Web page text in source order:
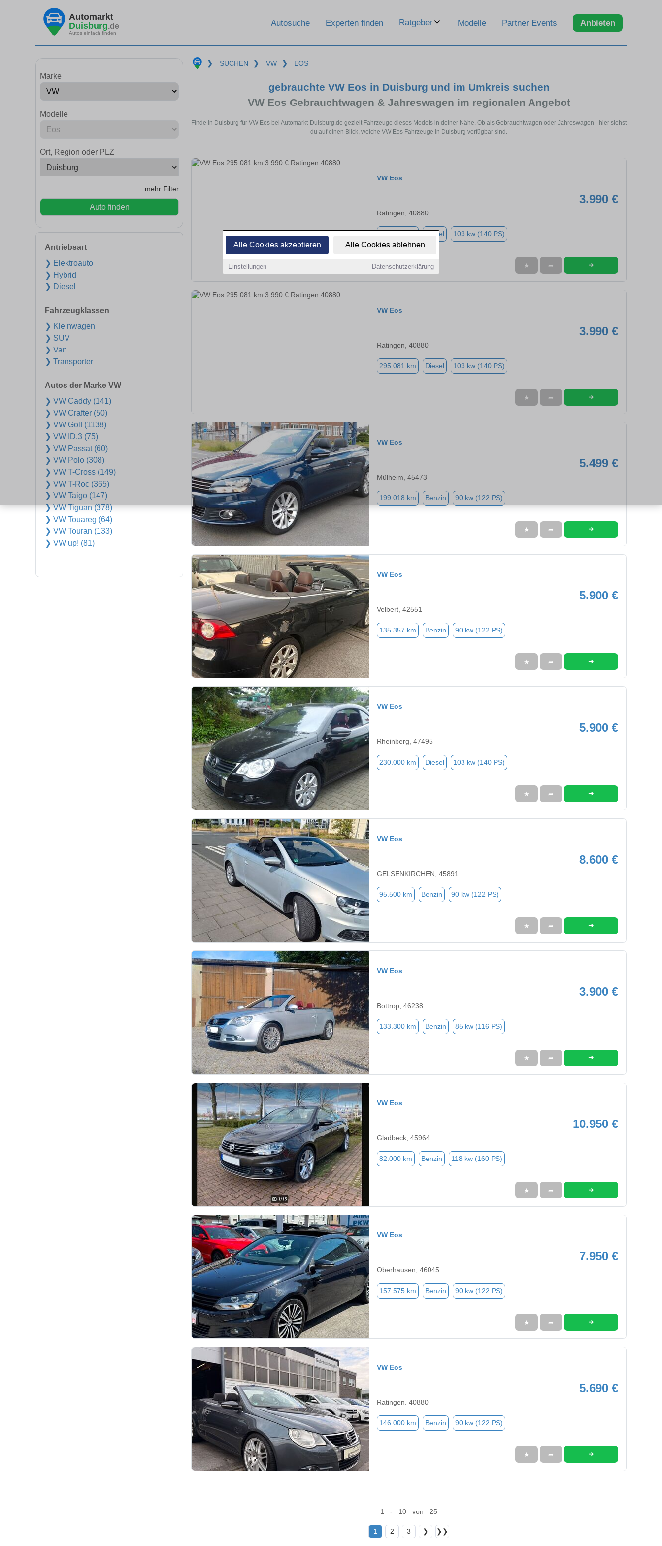
Alle Cookies akzeptieren Alle Cookies ablehnen
Einstellungen Datenschutzerklärung
Automarkt
Duisburg.de
Autos einfach finden
Autosuche Experten finden Ratgeber Modelle Partner Events Anbieten
Marke
Modelle
Ort, Region oder PLZ
mehr Filter
Auto finden
Antriebsart
❯ Elektroauto
❯ Hybrid
❯ Diesel
Fahrzeugklassen
❯ Kleinwagen
❯ SUV
❯ Van
❯ Transporter
Autos der Marke VW
❯ VW Caddy (141)
❯ VW Crafter (50)
❯ VW Golf (1138)
❯ VW ID.3 (75)
❯ VW Passat (60)
❯ VW Polo (308)
❯ VW T-Cross (149)
❯ VW T-Roc (365)
❯ VW Taigo (147)
❯ VW Tiguan (378)
❯ VW Touareg (64)
❯ VW Touran (133)
❯ VW up! (81)
❯ SUCHEN ❯ VW ❯ EOS
gebrauchte VW Eos in Duisburg und im Umkreis suchen
VW Eos Gebrauchtwagen & Jahreswagen im regionalen Angebot
Finde in Duisburg für VW Eos bei Automarkt-Duisburg.de gezielt Fahrzeuge dieses Models in deiner Nähe. Ob als Gebrauchtwagen oder Jahreswagen - hier siehst
du auf einen Blick, welche VW Eos Fahrzeuge in Duisburg verfügbar sind.
VW Eos
3.990 €
Ratingen, 40880
Diesel 103 kw (140 PS)
★ ➦ ➜
VW Eos
3.990 €
Ratingen, 40880
295.081 km Diesel 103 kw (140 PS)
★ ➦ ➜
VW Eos
5.499 €
Mülheim, 45473
199.018 km Benzin 90 kw (122 PS)
★ ➦ ➜
VW Eos
5.900 €
Velbert, 42551
135.357 km Benzin 90 kw (122 PS)
★ ➦ ➜
VW Eos
5.900 €
Rheinberg, 47495
230.000 km Diesel 103 kw (140 PS)
★ ➦ ➜
VW Eos
8.600 €
GELSENKIRCHEN, 45891
95.500 km Benzin 90 kw (122 PS)
★ ➦ ➜
VW Eos
3.900 €
Bottrop, 46238
133.300 km Benzin 85 kw (116 PS)
★ ➦ ➜
VW Eos
10.950 €
Gladbeck, 45964
82.000 km Benzin 118 kw (160 PS)
★ ➦ ➜
VW Eos
7.950 €
Oberhausen, 46045
157.575 km Benzin 90 kw (122 PS)
★ ➦ ➜
VW Eos
5.690 €
Ratingen, 40880
146.000 km Benzin 90 kw (122 PS)
★ ➦ ➜
1 - 10 von 25
1 2 3 ❯ ❯❯